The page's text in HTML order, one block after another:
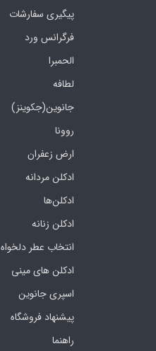
پیگیری سفارشات
فرگرانس ورد
الحمبرا
لطافه
جانوین(جکوینز)
روونا
ارض زعفران
ادکلن مردانه
ادکلن‌ها
ادکلن زنانه
انتخاب عطر دلخواه
ادکلن های مینی
اسپری جانوین
پیشنهاد فروشگاه
راهنما